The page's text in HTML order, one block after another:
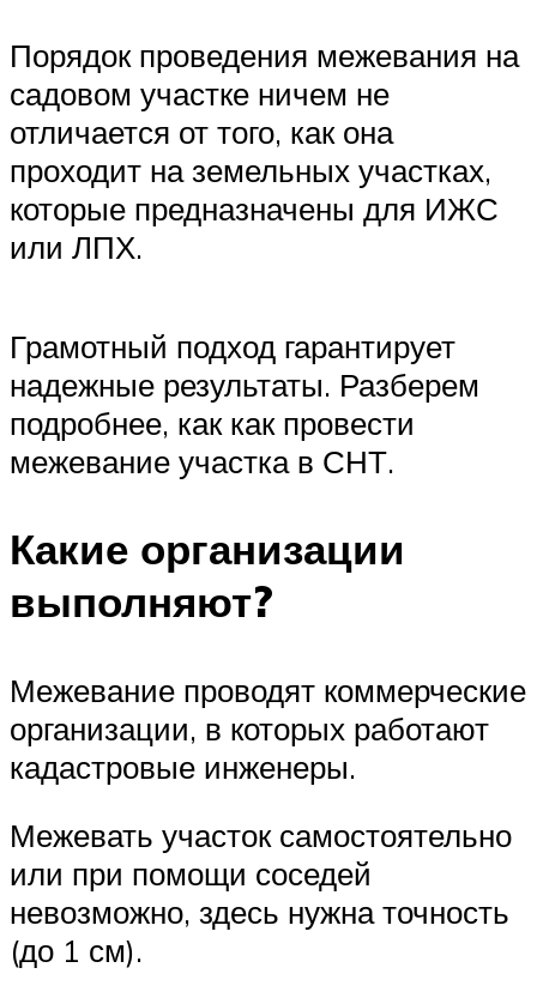
Порядок проведения межевания на
садовом участке ничем не
отличается от того, как она
проходит на земельных участках,
которые предназначены для ИЖС
или ЛПХ.
Грамотный подход гарантирует
надежные результаты. Разберем
подробнее, как как провести
межевание участка в СНТ.
Какие организации
выполняют?
Межевание проводят коммерческие
организации, в которых работают
кадастровые инженеры.
Межевать участок самостоятельно
или при помощи соседей
невозможно, здесь нужна точность
(до 1 см).